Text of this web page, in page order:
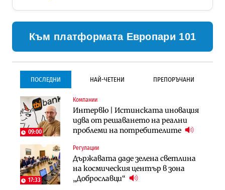
Към платформата Европари 101
ПОСЛЕДНИ НАЙ-ЧЕТЕНИ ПРЕПОРЪЧАНИ
09:00
Компании
Интервю | Истинската иновация
идва от решаването на реални
проблеми на потребителите
17:33
Регулации
Държавата даде зелена светлина
на космическия център в зона
„Доброславци“
Инфраструктура
Проектирането на тунела под
Петрохан ще върви паралелно с
екологичните оценки
Инфраструктура
Вторият мост над Варненското
езеро става част от бъдещата
магистрала „Черно море“
Инфраструктура
Проектирането на тунела под
Петрохан ще върви паралелно с
екологичните оценки
Компании
„Хювефарма“ подписа договор за
придобиване на Euroapi Italy